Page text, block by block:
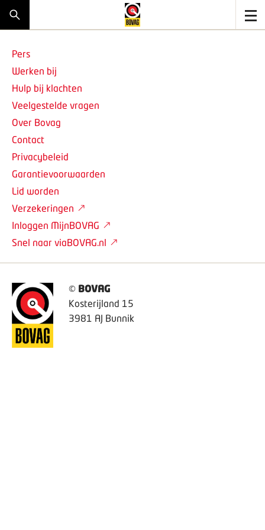
© BOVAG
Kosterijland 15
3981 AJ Bunnik
Pers
Werken bij
Hulp bij klachten
Veelgestelde vragen
Over Bovag
Contact
Privacybeleid
Garantievoorwaarden
Lid worden
Verzekeringen
Inloggen MijnBOVAG
Snel naar viaBOVAG.nl